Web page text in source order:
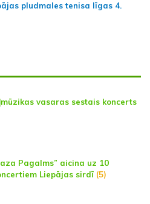
pludmales tenisa līgas 4.
vasaras sestais koncerts
Pagalms” aicina uz 10
Liepājas sirdī (5)